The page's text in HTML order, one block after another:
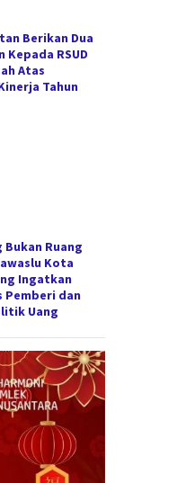
Berikan Dua
Kepada RSUD
Atas
Tahun
Bukan Ruang
Kota
Ingatkan
Pemberi dan
Uang